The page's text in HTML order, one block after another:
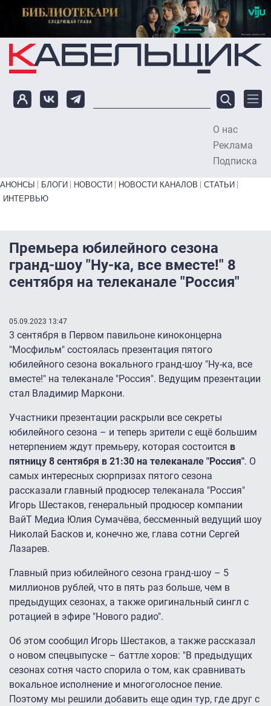
Перейти к основному содержанию
О нас
Реклама
Подписка
Primary links bottom
АНОНСЫ БЛОГИ НОВОСТИ НОВОСТИ КАНАЛОВ
СТАТЬИ
ИНТЕРВЬЮ
Премьера юбилейного сезона
гранд-шоу "Ну-ка, все вместе!" 8
сентября на телеканале "Россия"
05.09.2023 13:47
3 сентября в Первом павильоне киноконцерна
"Мосфильм" состоялась презентация пятого
юбилейного сезона вокального гранд-шоу "Ну-ка, все
вместе!" на телеканале "Россия". Ведущим презентации
стал Владимир Маркони.
Участники презентации раскрыли все секреты
юбилейного сезона – и теперь зрители с ещё большим
нетерпением ждут премьеру, которая состоится в
пятницу 8 сентября в 21:30 на телеканале "Россия". О
самых интересных сюрпризах пятого сезона
рассказали главный продюсер телеканала "Россия"
Игорь Шестаков, генеральный продюсер компании
ВайТ Медиа Юлия Сумачёва, бессменный ведущий шоу
Николай Басков и, конечно же, глава сотни Сергей
Лазарев.
Главный приз юбилейного сезона гранд-шоу – 5
миллионов рублей, что в пять раз больше, чем в
предыдущих сезонах, а также оригинальный сингл с
ротацией в эфире "Нового радио".
Об этом сообщил Игорь Шестаков, а также рассказал
о новом спецвыпуске – баттле хоров: "В предыдущих
сезонах сотня часто спорила о том, как сравнивать
вокальное исполнение и многоголосное пение.
Поэтому мы решили добавить еще один тур, где друг с